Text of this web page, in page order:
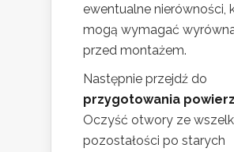
ewentualne nierówności,
mogą wymagać
przed montażem.
Następnie przejdź do
przygotowania
Oczyść otwory ze
pozostałości po starych